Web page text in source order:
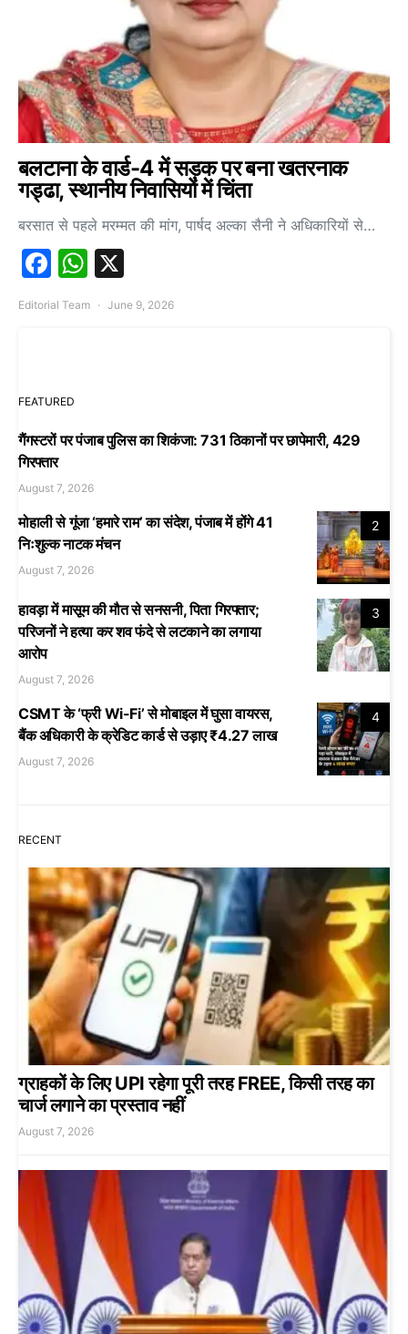
बलटाना के वार्ड-4 में सड़क पर बना खतरनाक
गड्ढा, स्थानीय निवासियों में चिंता
बरसात से पहले मरम्मत की मांग, पार्षद अल्का सैनी ने अधिकारियों से…
Facebook
WhatsApp
Editorial Team June 9, 2026
FEATURED
गैंगस्टरों पर पंजाब पुलिस का शिकंजा: 731 ठिकानों पर छापेमारी, 429
गिरफ्तार
August 7, 2026
2
मोहाली से गूंजा ‘हमारे राम’ का संदेश, पंजाब में होंगे 41
निःशुल्क नाटक मंचन
August 7, 2026
3
हावड़ा में मासूम की मौत से सनसनी, पिता गिरफ्तार;
परिजनों ने हत्या कर शव फंदे से लटकाने का लगाया
आरोप
August 7, 2026
4
CSMT के ‘फ्री Wi-Fi’ से मोबाइल में घुसा वायरस,
बैंक अधिकारी के क्रेडिट कार्ड से उड़ाए ₹4.27 लाख
August 7, 2026
RECENT
ग्राहकों के लिए UPI रहेगा पूरी तरह FREE, किसी तरह का
चार्ज लगाने का प्रस्ताव नहीं
August 7, 2026